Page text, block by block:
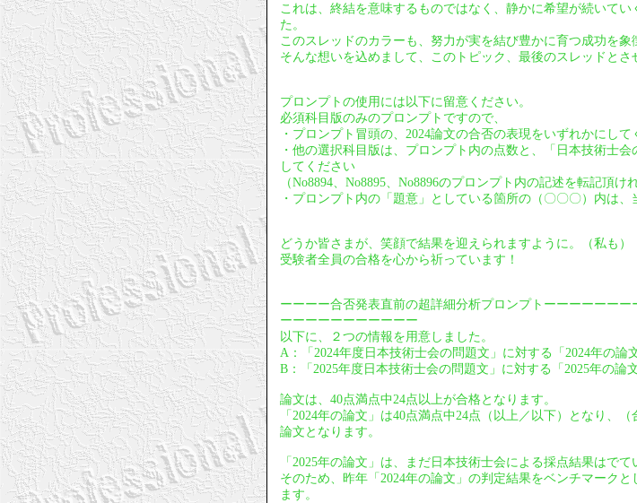
これは、終結を意味するものではなく、静かに希望が続いて
た。
このスレッドのカラーも、努力が実を結び豊かに育つ成功を象
そんな想いを込めまして、このトピック、最後のスレッドとさ
プロンプトの使用には以下に留意ください。
必須科目版のみのプロンプトですので、
・プロンプト冒頭の、2024論文の合否の表現をいずれかにして
・他の選択科目版は、プロンプト内の点数と、「日本技術士
してください
（No8894、No8895、No8896のプロンプト内の記述を転記頂けれ
・プロンプト内の「題意」としている箇所の（〇〇〇）内は、
どうか皆さまが、笑顔で結果を迎えられますように。（私も）
受験者全員の合格を心から祈っています！
ーーーー合否発表直前の超詳細分析プロンプトーーーーーー
ーーーーーーーーーーー
以下に、２つの情報を用意しました。
A：「2024年度日本技術士会の問題文」に対する「2024年の論文
B：「2025年度日本技術士会の問題文」に対する「2025年の論文
論文は、40点満点中24点以上が合格となります。
「2024年の論文」は40点満点中24点（以上／以下）となり、
論文となります。
「2025年の論文」は、まだ日本技術士会による採点結果はでて
そのため、昨年「2024年の論文」の判定結果をベンチマーク
ます。